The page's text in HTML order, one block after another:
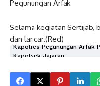
Pegunungan Arfak
Selama kegiatan Sertijab,
dan lancar.(Red)
Kapolres Pegunungan Arfak
Kapolsek Jajaran